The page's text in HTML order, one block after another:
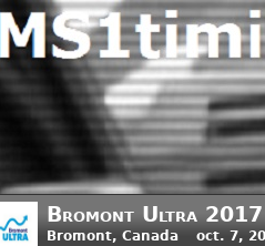
Bromont Ultra 2017
Bromont, Canada oct. 7,